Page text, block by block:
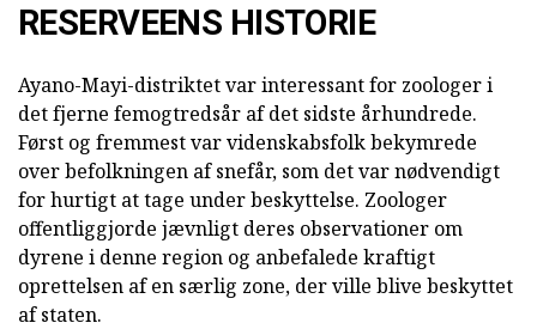
RESERVEENS HISTORIE
Ayano-Mayi-distriktet var interessant for zoologer i
det fjerne femogtredsår af det sidste århundrede.
Først og fremmest var videnskabsfolk bekymrede
over befolkningen af snefår, som det var nødvendigt
for hurtigt at tage under beskyttelse. Zoologer
offentliggjorde jævnligt deres observationer om
dyrene i denne region og anbefalede kraftigt
oprettelsen af en særlig zone, der ville blive beskyttet
af staten.